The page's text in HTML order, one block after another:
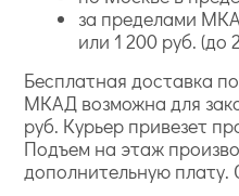
за пределами
или 1 200 руб. (до
Бесплатная доставка
МКАД возможна для
руб. Курьер привезет
Подъем на этаж
дополнительную